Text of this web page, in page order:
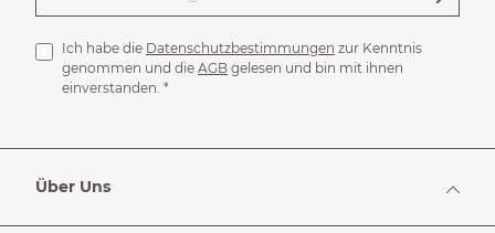
Ich habe die Datenschutzbestimmungen zur Kenntnis
genommen und die AGB gelesen und bin mit ihnen
einverstanden. *
Über Uns